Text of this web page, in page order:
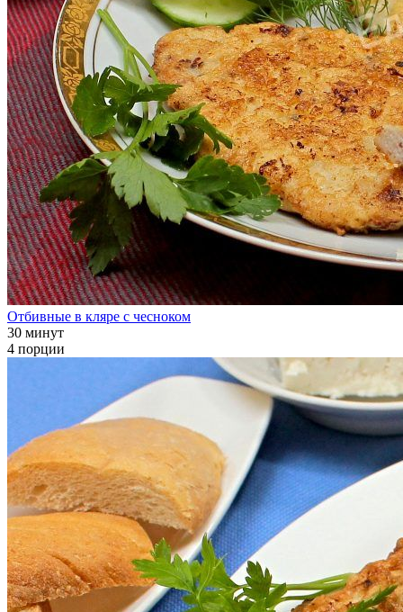
Отбивные в кляре с чесноком
30 минут
4 порции